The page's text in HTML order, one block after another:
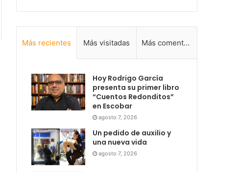
Más recientes Más visitadas Más comentadas
Hoy Rodrigo García
presenta su primer libro
“Cuentos Redonditos”
en Escobar
agosto 7, 2026
Un pedido de auxilio y
una nueva vida
agosto 7, 2026